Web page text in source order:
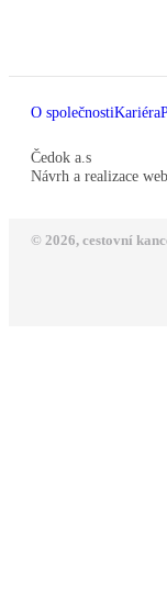
O společnostiKariéra
Čedok a.s
Návrh a realizace
© 2026, cestovní